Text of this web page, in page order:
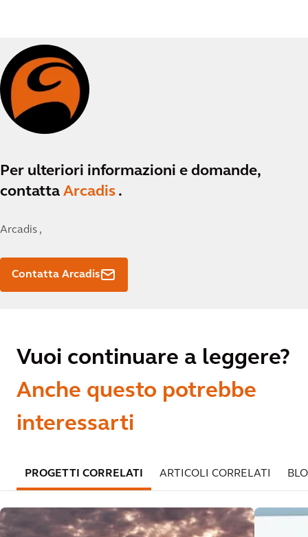
Per ulteriori informazioni e domande,
contatta Arcadis .
Arcadis ,
Contatta Arcadis
Vuoi continuare a leggere?
Anche questo potrebbe
interessarti
PROGETTI CORRELATI ARTICOLI CORRELATI